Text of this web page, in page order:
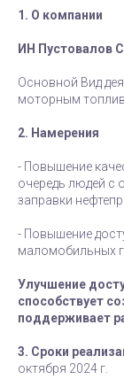
1. О компании
ИН Пустовалов
Основной Вид
моторным
2. Намерения
- Повышение
очередь людей
заправки
- Повышение
маломобильных
Улучшение
способствует
поддерживает
3. Сроки
октября 2024 г.